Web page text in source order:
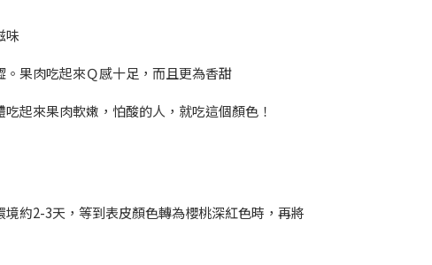
味
果肉吃起來Ｑ感十足，而且更為香甜
起來果肉軟嫩，怕酸的人，就吃這個顏色！
約2-3天，等到表皮顏色轉為櫻桃深紅色時，再將